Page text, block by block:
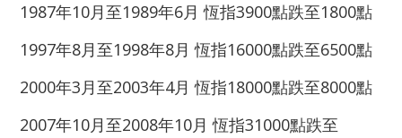
1987年10月至1989年6月 恆指3900點跌至1800點
1997年8月至1998年8月 恆指16000點跌至6500點
2000年3月至2003年4月 恆指18000點跌至8000點
2007年10月至2008年10月 恆指31000點跌至